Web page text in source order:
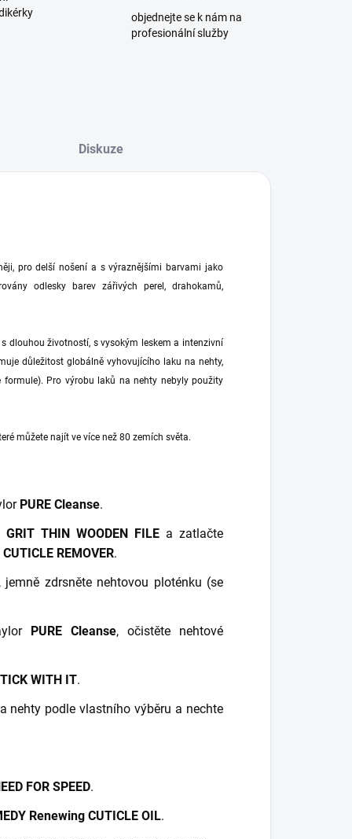
objednejte se k nám na
profesionální služby
Diskuze
pro delší nošení a s výraznějšími barvami jako
odlesky barev zářivých perel, drahokamů,
dlouhou životností, s vysokým leskem a intenzivní
důležitost globálně vyhovujícího laku na nehty,
Pro výrobu laků na nehty nebyly použity
můžete najít ve více než 80 zemích světa.
PURE Cleanse.
THIN WOODEN FILEa zatlačte
REMOVER.
jemně zdrsněte nehtovou ploténku (se
PURE Cleanse, očistěte nehtové
WITH IT.
nehty podle vlastního výběru a nechte
FOR SPEED.
Renewing CUTICLE OIL.